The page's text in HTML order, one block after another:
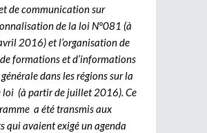
de communication sur
de la loi N°081 (à
2016) et l’organisation de
formations et d’informations
dans les régions sur la
loi (à partir de juillet 2016). Ce
a été transmis aux
qui avaient exigé un agenda